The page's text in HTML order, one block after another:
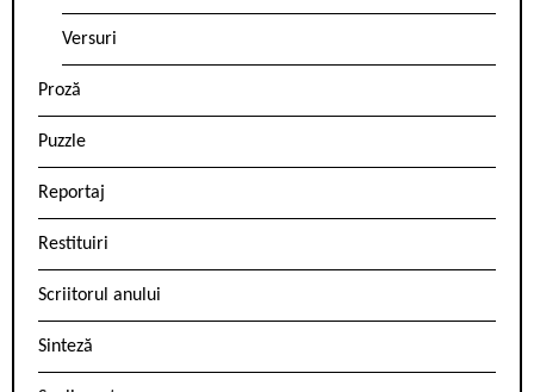
Versuri
Proză
Puzzle
Reportaj
Restituiri
Scriitorul anului
Sinteză